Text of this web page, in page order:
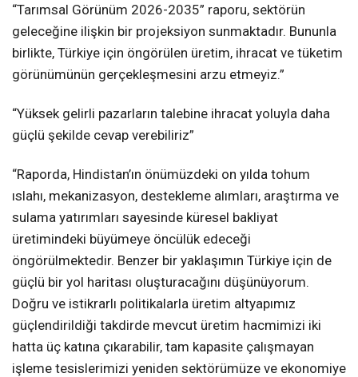
“Tarımsal Görünüm 2026-2035” raporu, sektörün
geleceğine ilişkin bir projeksiyon sunmaktadır. Bununla
birlikte, Türkiye için öngörülen üretim, ihracat ve tüketim
görünümünün gerçekleşmesini arzu etmeyiz.”
“Yüksek gelirli pazarların talebine ihracat yoluyla daha
güçlü şekilde cevap verebiliriz”
“Raporda, Hindistan’ın önümüzdeki on yılda tohum
ıslahı, mekanizasyon, destekleme alımları, araştırma ve
sulama yatırımları sayesinde küresel bakliyat
üretimindeki büyümeye öncülük edeceği
öngörülmektedir. Benzer bir yaklaşımın Türkiye için de
güçlü bir yol haritası oluşturacağını düşünüyorum.
Doğru ve istikrarlı politikalarla üretim altyapımız
güçlendirildiği takdirde mevcut üretim hacmimizi iki
hatta üç katına çıkarabilir, tam kapasite çalışmayan
işleme tesislerimizi yeniden sektörümüze ve ekonomiye